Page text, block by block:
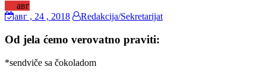
авг
авг , 24 , 2018 Redakcija/Sekretarijat
Od jela ćemo verovatno praviti:
*sendviče sa čokoladom